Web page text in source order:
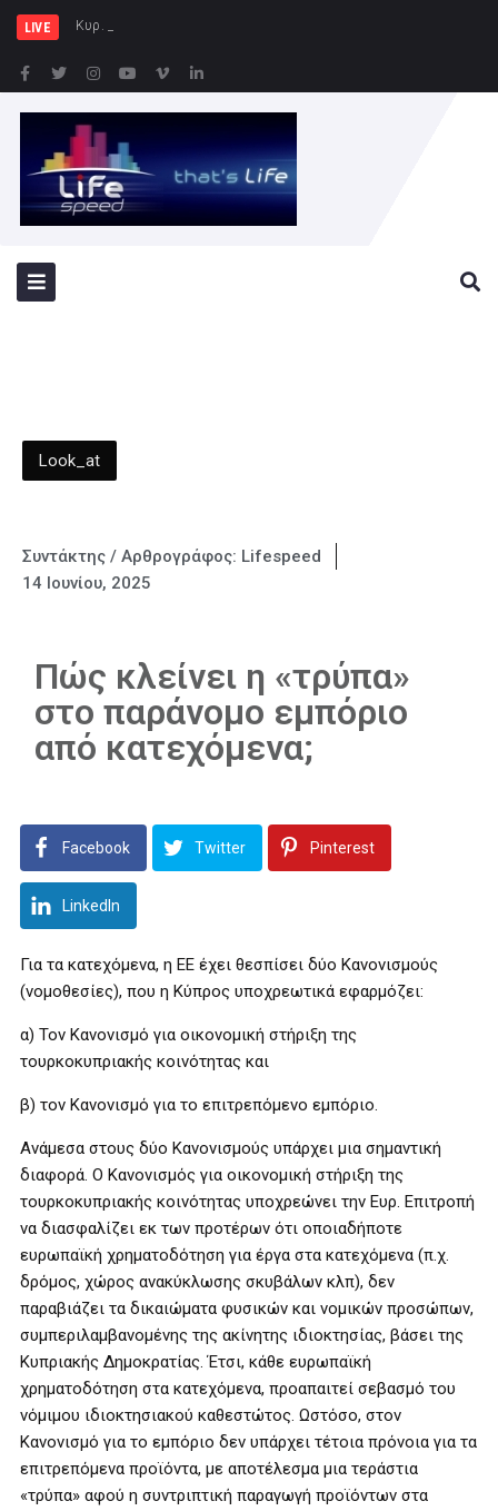
LIVE Κυρ. Μητσοτάκης: Η χώρα δεν
Look_at
Συντάκτης / Αρθρογράφος: Lifespeed
14 Ιουνίου, 2025
Πώς κλείνει η «τρύπα»
στο παράνομο εμπόριο
από κατεχόμενα;
Facebook Twitter Pinterest
LinkedIn
Για τα κατεχόμενα, η ΕΕ έχει θεσπίσει δύο Κανονισμούς
(νομοθεσίες), που η Κύπρος υποχρεωτικά εφαρμόζει:
α) Τον Κανονισμό για οικονομική στήριξη της
τουρκοκυπριακής κοινότητας και
β) τον Κανονισμό για το επιτρεπόμενο εμπόριο.
Ανάμεσα στους δύο Κανονισμούς υπάρχει μια σημαντική
διαφορά. Ο Κανονισμός για οικονομική στήριξη της
τουρκοκυπριακής κοινότητας υποχρεώνει την Ευρ. Επιτροπή
να διασφαλίζει εκ των προτέρων ότι οποιαδήποτε
ευρωπαϊκή χρηματοδότηση για έργα στα κατεχόμενα (π.χ.
δρόμος, χώρος ανακύκλωσης σκυβάλων κλπ), δεν
παραβιάζει τα δικαιώματα φυσικών και νομικών προσώπων,
συμπεριλαμβανομένης της ακίνητης ιδιοκτησίας, βάσει της
Κυπριακής Δημοκρατίας. Έτσι, κάθε ευρωπαϊκή
χρηματοδότηση στα κατεχόμενα, προαπαιτεί σεβασμό του
νόμιμου ιδιοκτησιακού καθεστώτος. Ωστόσο, στον
Κανονισμό για το εμπόριο δεν υπάρχει τέτοια πρόνοια για τα
επιτρεπόμενα προϊόντα, με αποτέλεσμα μια τεράστια
«τρύπα» αφού η συντριπτική παραγωγή προϊόντων στα